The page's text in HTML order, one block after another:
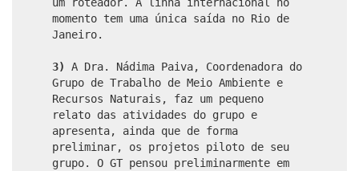
momento tem uma única saída no Rio de
Janeiro.
3)
A Dra. Nádima Paiva, Coordenadora do
Grupo de Trabalho de Meio Ambiente e
Recursos Naturais, faz um pequeno
relato das atividades do grupo e
apresenta, ainda que de forma
preliminar, os projetos piloto de seu
grupo. O GT pensou preliminarmente em